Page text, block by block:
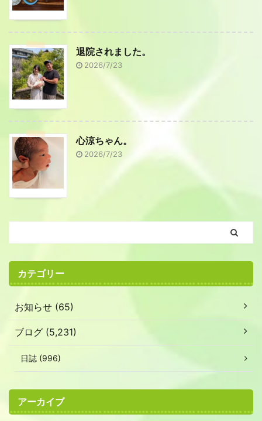
退院されました。
2026/7/23
心涼ちゃん。
2026/7/23
カテゴリー
お知らせ (65)
ブログ (5,231)
日誌 (996)
アーカイブ